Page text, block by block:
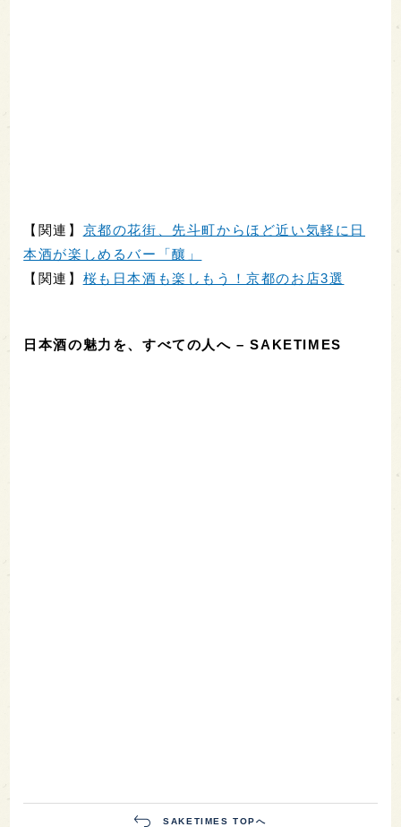
【関連】 京都の花街、先斗町からほど近い気軽に日
本酒が楽しめるバー「釀」
【関連】 桜も日本酒も楽しもう！京都のお店3選
日本酒の魅力を、すべての人へ – SAKETIMES
SAKETIMES TOPへ